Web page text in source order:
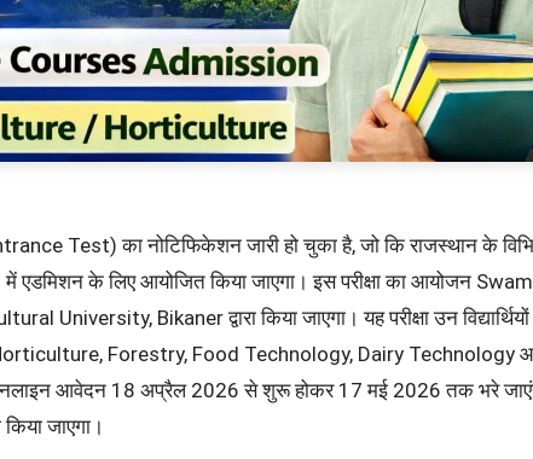
Test) का नोटिफिकेशन जारी हो चुका है, जो कि राजस्थान के
के लिए आयोजित किया जाएगा। इस परीक्षा का आयोजन
University, Bikaner द्वारा किया जाएगा। यह परीक्षा उन
Forestry, Food Technology, Dairy Technology
आवेदन 18 अप्रैल 2026 से शुरू होकर 17 मई 2026 तक भरे
जाएगा।